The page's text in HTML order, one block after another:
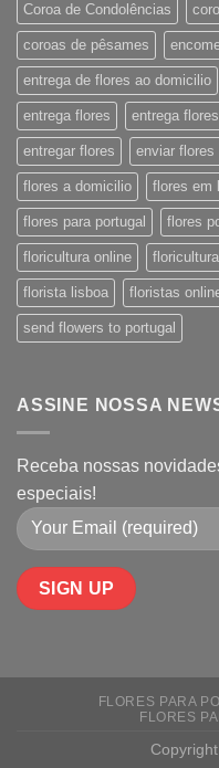
Coroa de Condolências
coroas de pêsames
entrega de flores ao domicilio
entrega flores entrega
entregar flores enviar flores
flores a domicilio flores em
flores para portugal flores
floricultura online
florista lisboa floristas
send flowers to portugal
ASSINE NOSSA
Receba nossas
especiais!
FLORES PARA
FLORES